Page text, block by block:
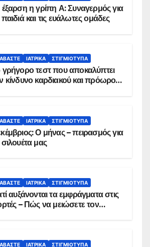
έξαρση η γρίπη Α: Συναγερμός για
και τις ευάλωτες ομάδες
ΙΑΤΡΙΚΆ ΣΤΙΓΜΙΌΤΥΠΑ
γρήγορο τεστ που αποκαλύπτει
κίνδυνο καρδιακού και πρόωρου
ΙΑΤΡΙΚΆ ΣΤΙΓΜΙΌΤΥΠΑ
Ο μήνας – πειρασμός για
μας
ΙΑΤΡΙΚΆ ΣΤΙΓΜΙΌΤΥΠΑ
αυξάνονται τα εμφράγματα στις
– Πώς να μειώσετε τον
ΙΑΤΡΙΚΆ ΣΤΙΓΜΙΌΤΥΠΑ